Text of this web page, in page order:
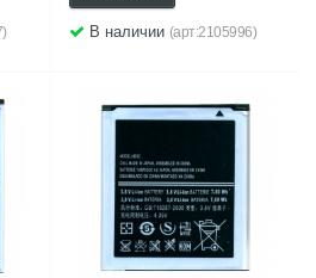
В наличии (арт:2105996)